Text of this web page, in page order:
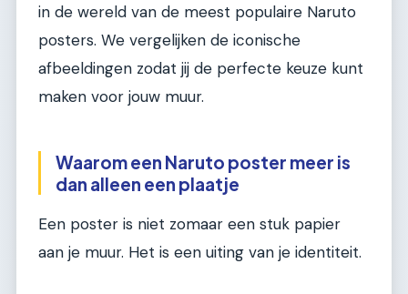
in de wereld van de meest populaire Naruto
posters. We vergelijken de iconische
afbeeldingen zodat jij de perfecte keuze kunt
maken voor jouw muur.
Waarom een Naruto poster meer is
dan alleen een plaatje
Een poster is niet zomaar een stuk papier
aan je muur. Het is een uiting van je identiteit.